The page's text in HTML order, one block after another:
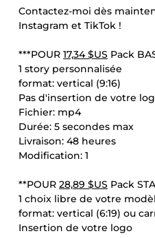
Contactez-moi dès
Instagram et TikTok !
***POUR 17,34 $US Pack
1 story personnalisée
format: vertical (9:16)
Pas d'insertion de votre
Fichier: mp4
Durée: 5 secondes max
Livraison: 48 heures
Modification: 1
**POUR 28,89 $US Pack
1 choix libre de votre
format: vertical (6:19) ou
Insertion de votre logo